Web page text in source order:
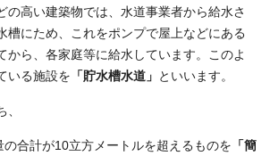
の高い建築物では、水道事業者から給水さ
槽にため、これをポンプで屋上などにある
から、各家庭等に給水しています。このよ
いる施設を 「貯水槽水道」 といいます。
、
の合計が10立方メートルを超えるものを 「簡